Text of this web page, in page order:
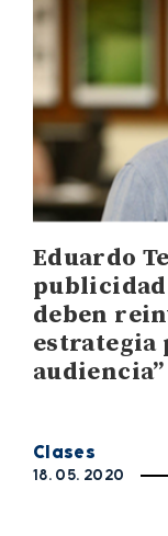
Eduardo
publicidad
deben
estrategia
audiencia”
Clases
18. 05. 2020